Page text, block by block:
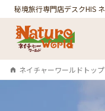
秘境旅行専門店デスクHIS
ネイチャーワールドトップ